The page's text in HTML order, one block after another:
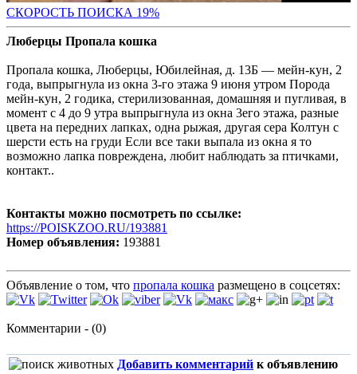
СКОРОСТЬ ПОИСКА 19%
Люберцы Пропала кошка
Пропала кошка, Люберцы, Юбилейная, д. 13Б — мейн-кун, 2
года, выпрыгнула из окна 3-го этажа 9 июня утром Порода
мейн-кун, 2 годика, стерилизованная, домашняя и пугливая, в
момент с 4 до 9 утра выпрыгнула из окна 3его этажа, разные
цвета на передних лапках, одна рыжая, другая сера Колтун с
шерсти есть на груди Если все таки выпала из окна я то
возможно лапка повреждена, любит наблюдать за птичками,
контакт..
Контакты можно посмотреть по ссылке:
https://POISKZOO.RU/193881
Номер объявления: 193881
Объявление о том, что пропала кошка размещено в соцсетях:
Комментарии - (0)
Добавить комментарий к объявлению